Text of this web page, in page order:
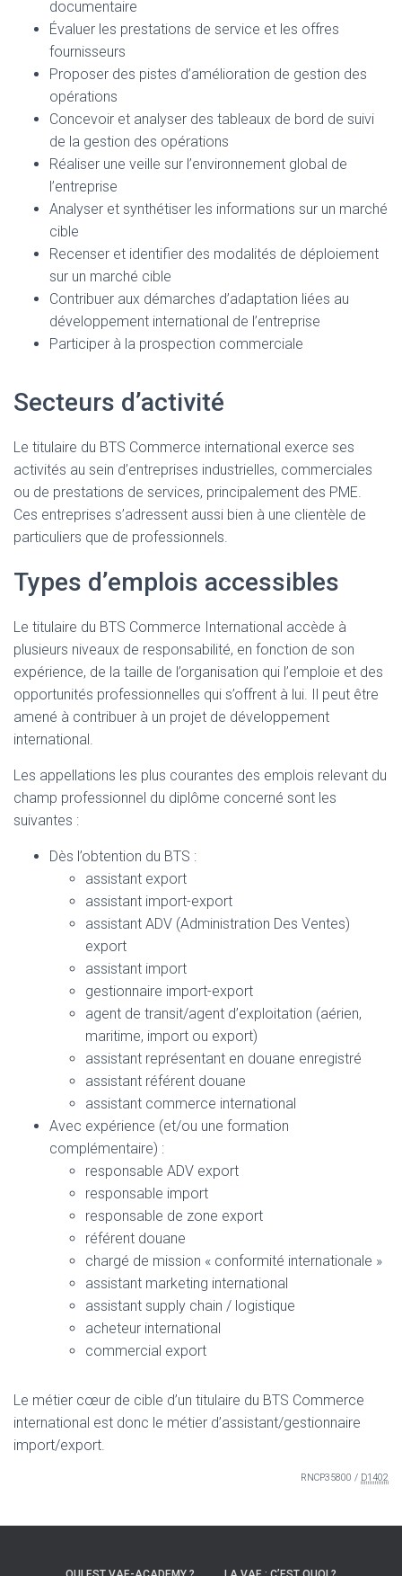
documentaire
Évaluer les prestations de service et les offres
fournisseurs
Proposer des pistes d’amélioration de gestion des
opérations
Concevoir et analyser des tableaux de bord de suivi
de la gestion des opérations
Réaliser une veille sur l’environnement global de
l’entreprise
Analyser et synthétiser les informations sur un marché
cible
Recenser et identifier des modalités de déploiement
sur un marché cible
Contribuer aux démarches d’adaptation liées au
développement international de l’entreprise
Participer à la prospection commerciale
Secteurs d’activité
Le titulaire du BTS Commerce international exerce ses
activités au sein d’entreprises industrielles, commerciales
ou de prestations de services, principalement des PME.
Ces entreprises s’adressent aussi bien à une clientèle de
particuliers que de professionnels.
Types d’emplois accessibles
Le titulaire du BTS Commerce International accède à
plusieurs niveaux de responsabilité, en fonction de son
expérience, de la taille de l’organisation qui l’emploie et des
opportunités professionnelles qui s’offrent à lui. Il peut être
amené à contribuer à un projet de développement
international.
Les appellations les plus courantes des emplois relevant du
champ professionnel du diplôme concerné sont les
suivantes :
Dès l’obtention du BTS :
assistant export
assistant import-export
assistant ADV (Administration Des Ventes)
export
assistant import
gestionnaire import-export
agent de transit/agent d’exploitation (aérien,
maritime, import ou export)
assistant représentant en douane enregistré
assistant référent douane
assistant commerce international
Avec expérience (et/ou une formation
complémentaire) :
responsable ADV export
responsable import
responsable de zone export
référent douane
chargé de mission « conformité internationale »
assistant marketing international
assistant supply chain / logistique
acheteur international
commercial export
Le métier cœur de cible d’un titulaire du BTS Commerce
international est donc le métier d’assistant/gestionnaire
import/export.
RNCP35800 / D1402